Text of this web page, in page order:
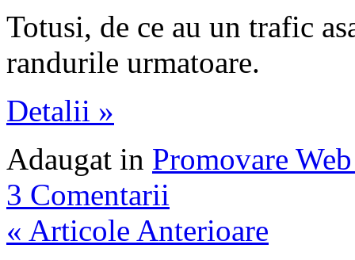
Totusi, de ce au un trafic
randurile urmatoare.
Detalii »
Adaugat in Promovare
3 Comentarii
« Articole Anterioare